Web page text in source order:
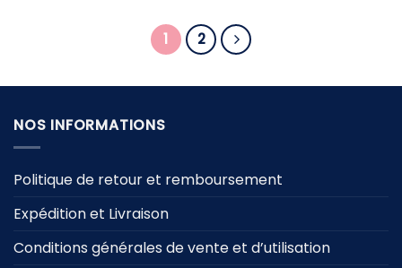
14,90 €.
1 2
NOS INFORMATIONS
Politique de retour et remboursement
Expédition et Livraison
Conditions générales de vente et d’utilisation